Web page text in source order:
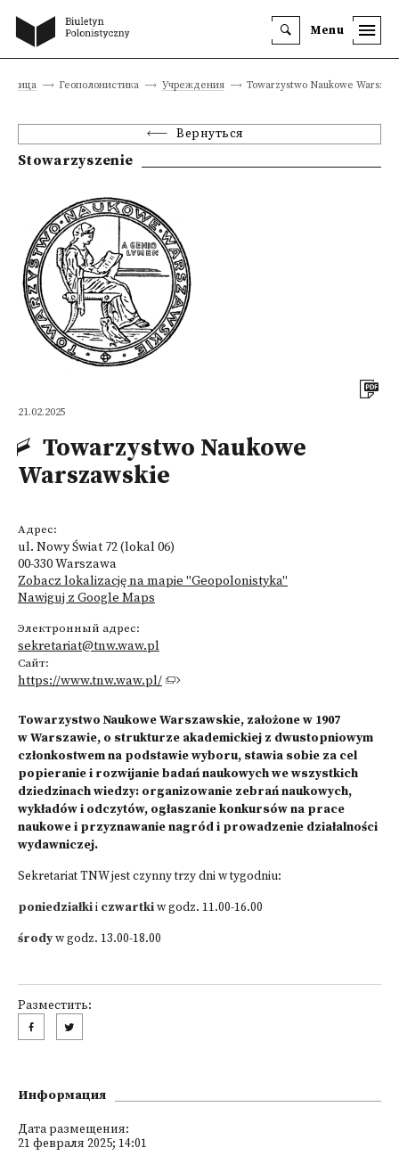
Menu
Геополонистика Учреждения Towarzystwo Naukowe
Вернуться
Stowarzyszenie
21.02.2025
Towarzystwo Naukowe
Warszawskie
Адрес:
ul. Nowy Świat 72 (lokal 06)
00-330 Warszawa
Zobacz lokalizację na mapie "Geopolonistyka"
Nawiguj z Google Maps
Электронный адрес:
sekretariat@tnw.waw.pl
Сайт:
https://www.tnw.waw.pl/
Towarzystwo Naukowe Warszawskie, założone w 1907
w Warszawie, o strukturze akademickiej z dwustopniowym
członkostwem na podstawie wyboru, stawia sobie za cel
popieranie i rozwijanie badań naukowych we wszystkich
dziedzinach wiedzy: organizowanie zebrań naukowych,
wykładów i odczytów, ogłaszanie konkursów na prace
naukowe i przyznawanie nagród i prowadzenie działalności
wydawniczej.
Sekretariat TNW jest czynny trzy dni w tygodniu:
poniedziałkii czwartkiw godz. 11.00-16.00
środyw godz. 13.00-18.00
Разместить:
Информация
Дата размещения:
21 февраля 2025; 14:01